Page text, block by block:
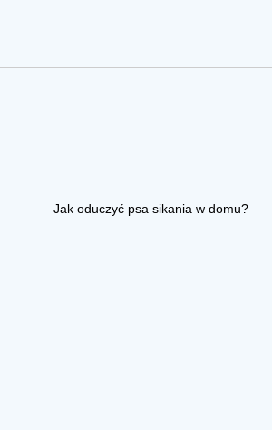
Jak oduczyć psa sikania w domu?